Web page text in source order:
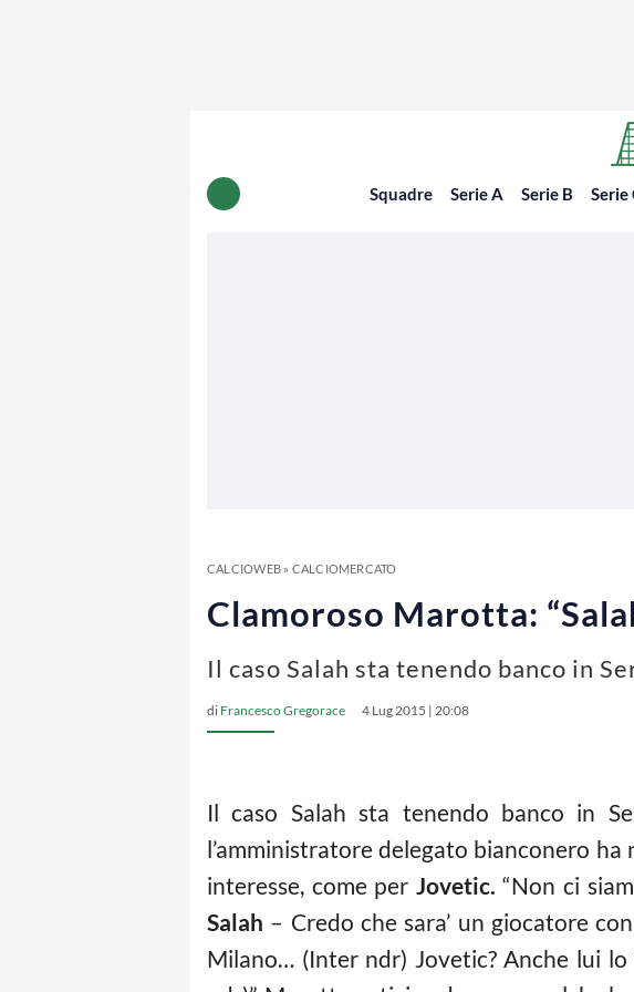
Squadre Serie A Serie B Serie
CALCIOWEB» CALCIOMERCATO
Clamoroso Marotta:
Il caso Salah sta tenendo banco in
di Francesco Gregorace 4 Lug 2015 | 20:08
Il caso Salah sta tenendo banco in
l’amministratore delegato bianconero
interesse, come per Jovetic. “Non ci
Salah – Credo che sara’ un giocatore
Milano… (Inter ndr) Jovetic? Anche lui